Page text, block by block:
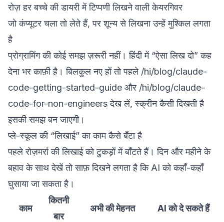
रोज़ हर बच्चे की डायरी में टिप्पणी लिखने वाली केयरगिवर
जो कंप्यूटर चला तो लेते हैं, पर शून्य से लिखना उन्हें मुश्किल लगता
है
प्रोग्रामिंग की कोई समझ ज़रूरी नहीं। हिंदी में “ऐसा लिख दो” कह
देना भर काफ़ी है। बिलकुल नए हों तो पहले /hi/blog/claude-
code-getting-started-guide और /hi/blog/claude-
code-for-non-engineersदेख लें, स्क्रीन कैसी दिखती है
इसकी समझ बन जाएगी।
प्ले-स्कूल की “लिखाई” का काम कैसे बँटा है
पहले रोज़मर्रा की लिखाई को टुकड़ों में बाँटते हैं। दिन और महीने के
बहाव के साथ देखें तो साफ़ दिखने लगता है कि AI को कहाँ-कहाँ
घुसाया जा सकता है।
काम
कितनी
बार
अभी की मेहनत AI को दे सकते हैं